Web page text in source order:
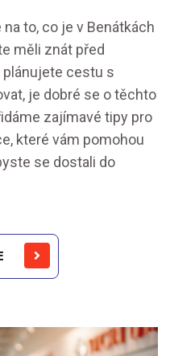
to, co je v Benátkách
měli znát před
plánujete cestu s
je dobré se o těchto
zajímavé tipy pro
které vám pomohou
se dostali do